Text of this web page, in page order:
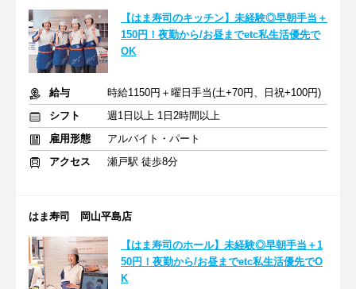
【はま寿司のキッチン】未経験◎早朝手当＋
150円！夜勤から/お昼までetc私生活優先で
OK
給与
時給1150円＋曜日手当(土+70円、日祝+100円)
シフト
週1日以上 1日2時間以上
雇用形態
アルバイト・パート
アクセス
瀬戸駅 徒歩8分
はま寿司 岡山平島店
【はま寿司のホール】未経験◎早朝手当＋1
50円！夜勤から/お昼までetc私生活優先でO
K